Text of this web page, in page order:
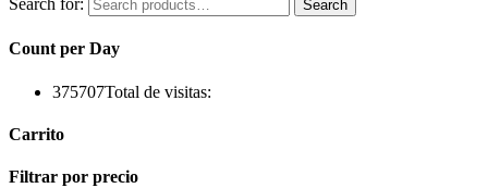
Search for: Search
Count per Day
375707Total de visitas:
Carrito
Filtrar por precio